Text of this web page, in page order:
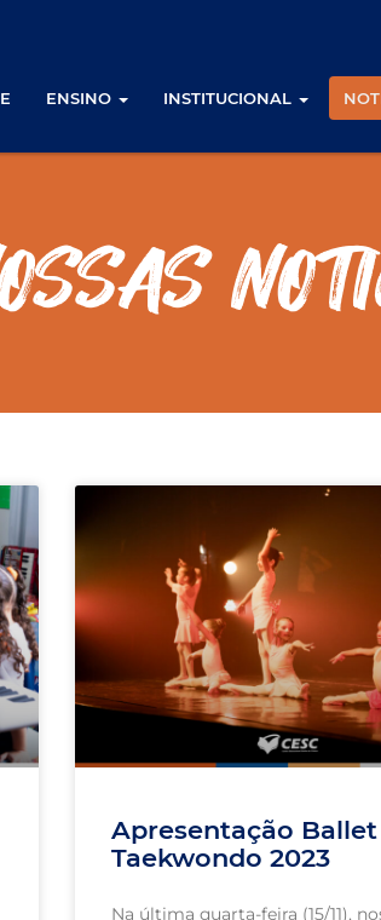
ENSINO INSTITUCIONAL
Apresentação Ballet
Taekwondo 2023
Na última quarta-feira (15/11),